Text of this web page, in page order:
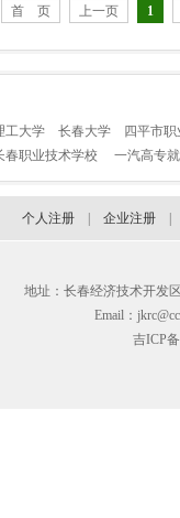
首 页 上一页 1
工大学 长春大学
四平市
春职业技术学校 一汽高专
个人注册 企业注册
地址：长春经济技术开发
Email：
吉ICP